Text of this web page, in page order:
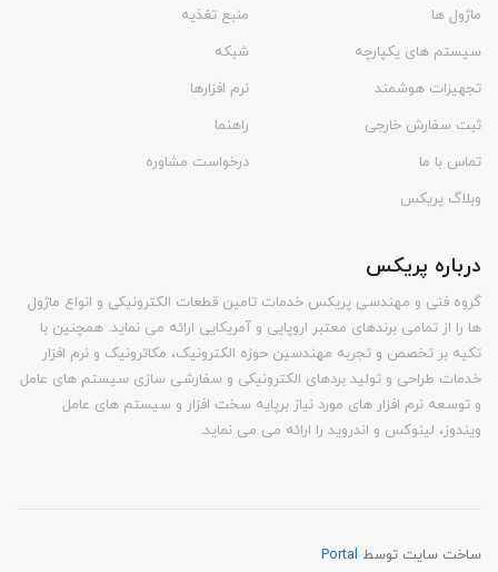
ماژول ها
منبع تغذیه
سیستم های یکپارچه
شبکه
تجهیزات هوشمند
نرم افزارها
ثبت سفارش خارجی
راهنما
تماس با ما
درخواست مشاوره
وبلاگ پریکس
درباره پریکس
گروه فنی و مهندسی پریکس خدمات تامین قطعات الکترونیکی و انواع ماژول
ها را از تمامی برندهای معتبر اروپایی و آمریکایی ارائه می نماید. همچنین با
تکیه بر تخصص و تجربه مهندسین حوزه الکترونیک، مکاترونیک و نرم افزار
خدمات طراحی و تولید بردهای الکترونیکی و سفارشی سازی سیستم های عامل
و توسعه نرم افزار های مورد نیاز برپایه سخت افزار و سیستم های عامل
ویندوز، لینوکس و اندروید را ارائه می می نماید.
ساخت سایت توسط Portal